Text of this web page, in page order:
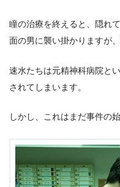
瞳の治療を終えると、隠れ
面の男に襲い掛かりますが
速水たちは元精神科病院と
されてしまいます。
しかし、これはまだ事件の